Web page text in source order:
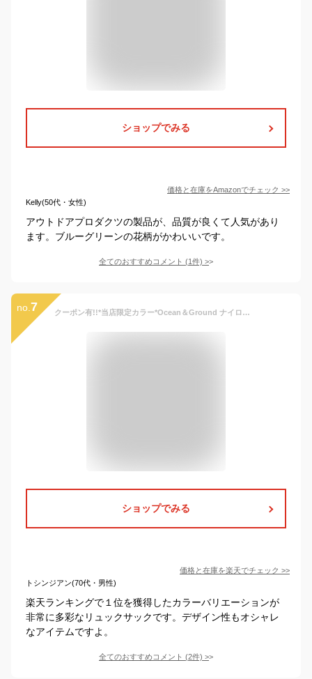
ショップでみる
価格と在庫をAmazonでチェック >>
Kelly(50代・女性)
アウトドアプロダクツの製品が、品質が良くて人気があり
ます。ブルーグリーンの花柄がかわいいです。
全てのおすすめコメント (1件) >
no. 7 クーポン有!!*当店限定カラー*Ocean＆Ground ナイロン リュック[ベビー・キッズ・ジュニア]XS〜Mサイズ DAYPACK GOODAY デイパック グッデイ 子供用 男の子 女の子 入園 入学 限定色 復刻色 オーシャンアンドグラウンド 1215101 8525101 楽天ランキング第1位
ショップでみる
価格と在庫を楽天でチェック >>
トシンジアン(70代・男性)
楽天ランキングで１位を獲得したカラーバリエーションが
非常に多彩なリュックサックです。デザイン性もオシャレ
なアイテムですよ。
全てのおすすめコメント (2件) >